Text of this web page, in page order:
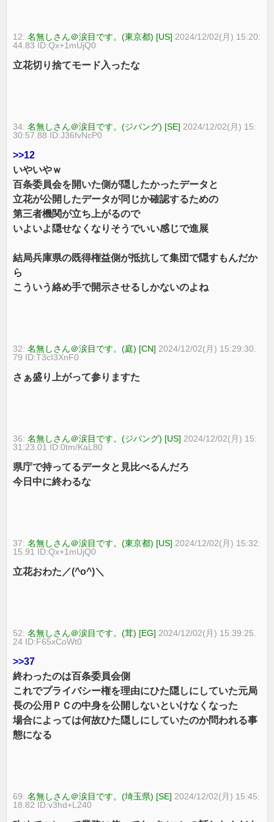
12:名無しさん＠涙目です。(東京都) [US] 2024/12/02(月) 15:20:
44.83 ID:Qx+1mUjQ0
立花切り捨てモード入ったな
34:名無しさん＠涙目です。(ジパング) [SE] 2024/12/02(月) 15:
30:57.88 ID:J36fvNcP0
>>12
いやいやｗ
百条委員会を開いた側が隠したかったデータと
立花が公開したデータが同じか確認するための
第三者機関が立ち上がるので
いよいよ隠せなくなりそうでいい感じで進展
結局兵庫県の既得権益側が抵抗して集団で隠すもんだか
ら
こういう絡め手で開示させるしかないのよね
32:名無しさん＠涙目です。(庭) [CN] 2024/12/02(月) 15:29:30.
79 ID:T3cI3XnF0
さぁ盛り上がって参りますた
36:名無しさん＠涙目です。(ジパング) [US] 2024/12/02(月) 15:
31:23.01 ID:0tm/KaL80
県庁で持ってるデータと見比べるんだろ
今日中に終わるな
37:名無しさん＠涙目です。(東京都) [US] 2024/12/02(月) 15:32:
15.91 ID:Qx+1mUjQ0
立花おわた／(^o^)＼
52:名無しさん＠涙目です。(茸) [EG] 2024/12/02(月) 15:39:25.
24 ID:F65xCoWt0
>>37
終わったのは百条委員会側
これでプライバシー権を理由にひた隠しにしていた元局
長の公用ＰＣの中身を公開しないといけなくなった
場合によっては何故ひた隠しにしていたのか問われる事
態になる
69:名無しさん＠涙目です。(埼玉県) [SE] 2024/12/02(月) 15:45:
18.82 ID:v3hd+L240